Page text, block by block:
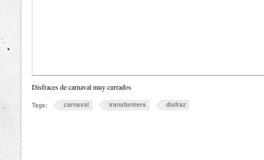
Disfraces de carnaval muy currados
Tags: carnaval transformers disfraz